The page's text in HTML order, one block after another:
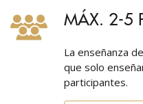
MÁX. 2-5
La enseñanza
que solo
participantes.